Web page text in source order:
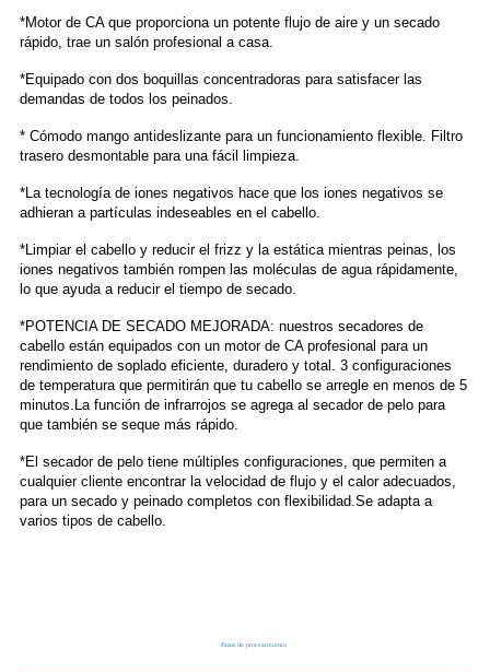
*Motor de CA que proporciona un potente flujo de aire y un secado
rápido, trae un salón profesional a casa.
*Equipado con dos boquillas concentradoras para satisfacer las
demandas de todos los peinados.
* Cómodo mango antideslizante para un funcionamiento flexible. Filtro
trasero desmontable para una fácil limpieza.
*La tecnología de iones negativos hace que los iones negativos se
adhieran a partículas indeseables en el cabello.
*Limpiar el cabello y reducir el frizz y la estática mientras peinas, los
iones negativos también rompen las moléculas de agua rápidamente,
lo que ayuda a reducir el tiempo de secado.
*POTENCIA DE SECADO MEJORADA: nuestros secadores de
cabello están equipados con un motor de CA profesional para un
rendimiento de soplado eficiente, duradero y total. 3 configuraciones
de temperatura que permitirán que tu cabello se arregle en menos de 5
minutos.La función de infrarrojos se agrega al secador de pelo para
que también se seque más rápido.
*El secador de pelo tiene múltiples configuraciones, que permiten a
cualquier cliente encontrar la velocidad de flujo y el calor adecuados,
para un secado y peinado completos con flexibilidad.Se adapta a
varios tipos de cabello.
Pasos de procesamiento